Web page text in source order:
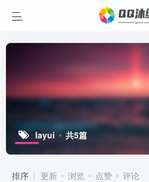
layui 共5篇
排序 更新 浏览 点赞 评论